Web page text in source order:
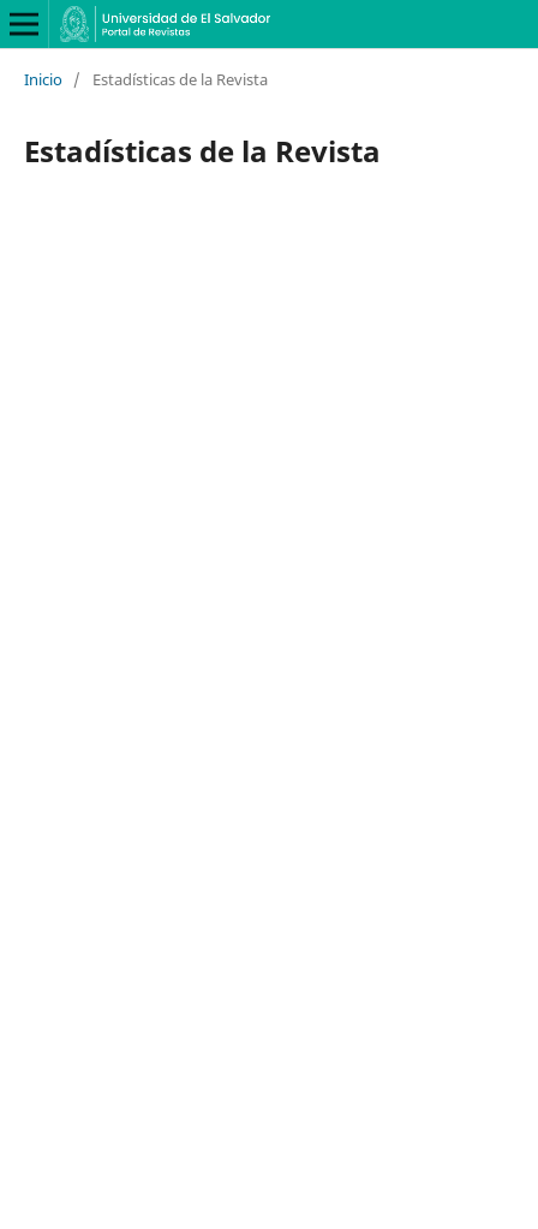
Inicio / Estadísticas de la Revista
Estadísticas de la Revista